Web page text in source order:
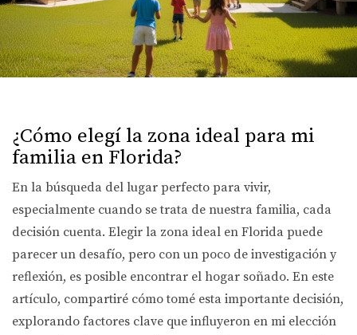
¿Cómo elegí la zona ideal para mi
familia en Florida?
En la búsqueda del lugar perfecto para vivir,
especialmente cuando se trata de nuestra familia, cada
decisión cuenta. Elegir la zona ideal en Florida puede
parecer un desafío, pero con un poco de investigación y
reflexión, es posible encontrar el hogar soñado. En este
artículo, compartiré cómo tomé esta importante decisión,
explorando factores clave que influyeron en mi elección